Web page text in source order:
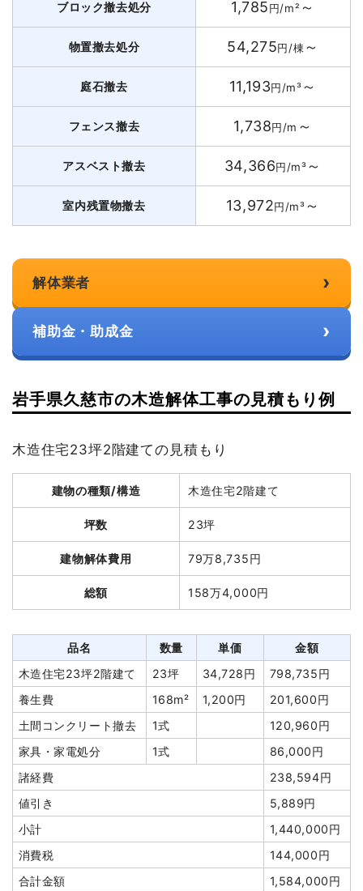
ブロック撤去処分 1,785円/m² ～
物置撤去処分 54,275円/棟～
庭石撤去 11,193円/m³～
フェンス撤去 1,738円/m ～
アスベスト撤去 34,366円/m³～
室内残置物撤去 13,972円/m³～
解体業者 ›
補助金・助成金 ›
岩手県久慈市の木造解体工事の見積もり例
木造住宅23坪2階建ての見積もり
建物の種類/構造 木造住宅2階建て
坪数 23坪
建物解体費用 79万8,735円
総額 158万4,000円
品名 数量 単価
金額
木造住宅23坪2階建て
23坪 34,728円
798,735円
養生費
168m² 1,200円
201,600円
土間コンクリート撤去
1式
120,960円
家具・家電処分
1式
86,000円
諸経費
238,594円
値引き
5,889円
小計
1,440,000円
消費税
144,000円
合計金額
1,584,000円